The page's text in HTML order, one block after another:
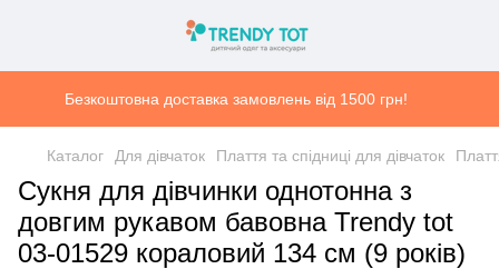
Безкоштовна доставка замовлень від 1500 грн!
Каталог Для дівчаток Плаття та спідниці для дівчаток
Сукня для дівчинки однотонна з
довгим рукавом бавовна Trendy tot
03-01529 кораловий 134 см (9 років)